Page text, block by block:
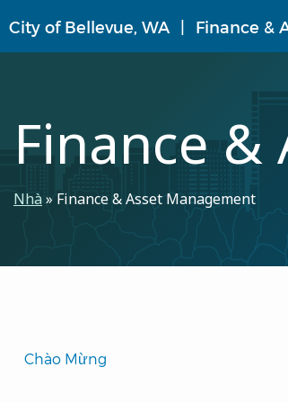
đến
nội
City of Bellevue, WA Finance &
Finance
Breadcrumb
Nhà Finance & Asset Management
Translated
Chào Mừng